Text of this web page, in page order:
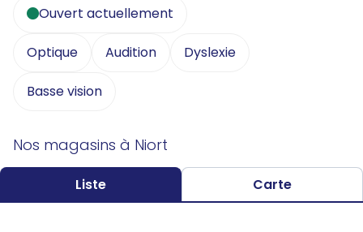
Ouvert actuellement
Optique Audition Dyslexie
Basse vision
Nos magasins à Niort
Liste Carte